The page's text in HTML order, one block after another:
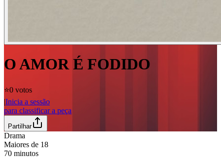
O AMOR É FODIDO
⭐️0 votos
|Inicia a sessão
para classificar a peça
Partilhar
Drama
Maiores de 18
70 minutos